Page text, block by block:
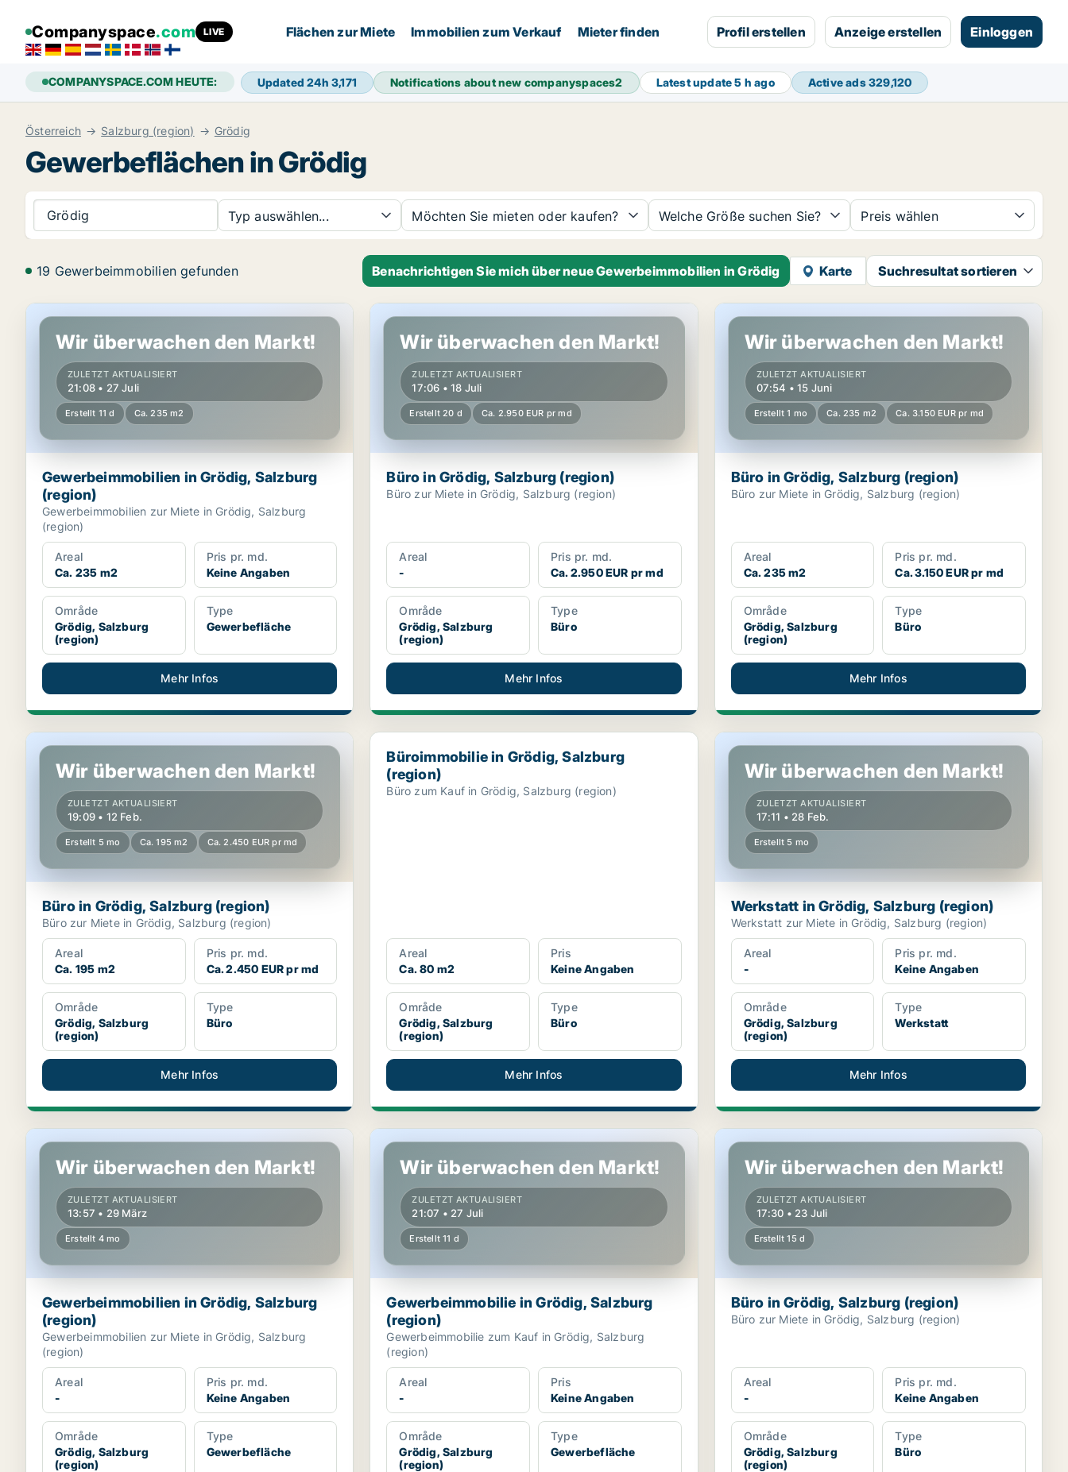
Companyspace.com LIVE Flächen zur Miete Immobilien zum Verkauf Mieter finden Profil erstellen Anzeige erstellen Einloggen
COMPANYSPACE.COM HEUTE: Updated 24h3,171 Notifications about new companyspaces2 Latest update5 h ago Active ads329,120
Österreich Salzburg (region) Grödig
Gewerbeflächen in Grödig
Grödig Typ auswählen... Möchten Sie mieten oder kaufen? Welche Größe suchen Sie? Preis wählen
19 Gewerbeimmobilien gefunden Benachrichtigen Sie mich über neue Gewerbeimmobilien in Grödig Karte Suchresultat sortieren
Gewerbeimmobilien in Grödig, Salzburg (region)
Wir überwachen den Markt!
ZULETZT AKTUALISIERT
21:08 • 27 Juli
Erstellt 11 d Ca. 235 m2
Gewerbeimmobilien in Grödig, Salzburg
(region)
Gewerbeimmobilien zur Miete in Grödig, Salzburg
(region)
Areal
Ca. 235 m2
Pris pr. md.
Keine Angaben
Område
Grödig, Salzburg
(region)
Type
Gewerbefläche
Mehr Infos
Büro in Grödig, Salzburg (region)
Wir überwachen den Markt!
ZULETZT AKTUALISIERT
17:06 • 18 Juli
Erstellt 20 d Ca. 2.950 EUR pr md
Büro in Grödig, Salzburg (region)
Büro zur Miete in Grödig, Salzburg (region)
Areal
-
Pris pr. md.
Ca. 2.950 EUR pr md
Område
Grödig, Salzburg
(region)
Type
Büro
Mehr Infos
Büro in Grödig, Salzburg (region)
Wir überwachen den Markt!
ZULETZT AKTUALISIERT
07:54 • 15 Juni
Erstellt 1 mo Ca. 235 m2 Ca. 3.150 EUR pr md
Büro in Grödig, Salzburg (region)
Büro zur Miete in Grödig, Salzburg (region)
Areal
Ca. 235 m2
Pris pr. md.
Ca. 3.150 EUR pr md
Område
Grödig, Salzburg
(region)
Type
Büro
Mehr Infos
Büro in Grödig, Salzburg (region)
Wir überwachen den Markt!
ZULETZT AKTUALISIERT
19:09 • 12 Feb.
Erstellt 5 mo Ca. 195 m2 Ca. 2.450 EUR pr md
Büro in Grödig, Salzburg (region)
Büro zur Miete in Grödig, Salzburg (region)
Areal
Ca. 195 m2
Pris pr. md.
Ca. 2.450 EUR pr md
Område
Grödig, Salzburg
(region)
Type
Büro
Mehr Infos
Büroimmobilie in Grödig, Salzburg (region)
Büroimmobilie in Grödig, Salzburg
(region)
Büro zum Kauf in Grödig, Salzburg (region)
Areal
Ca. 80 m2
Pris
Keine Angaben
Område
Grödig, Salzburg
(region)
Type
Büro
Mehr Infos
Werkstatt in Grödig, Salzburg (region)
Wir überwachen den Markt!
ZULETZT AKTUALISIERT
17:11 • 28 Feb.
Erstellt 5 mo
Werkstatt in Grödig, Salzburg (region)
Werkstatt zur Miete in Grödig, Salzburg (region)
Areal
-
Pris pr. md.
Keine Angaben
Område
Grödig, Salzburg
(region)
Type
Werkstatt
Mehr Infos
Gewerbeimmobilien in Grödig, Salzburg (region)
Wir überwachen den Markt!
ZULETZT AKTUALISIERT
13:57 • 29 März
Erstellt 4 mo
Gewerbeimmobilien in Grödig, Salzburg
(region)
Gewerbeimmobilien zur Miete in Grödig, Salzburg
(region)
Areal
-
Pris pr. md.
Keine Angaben
Område
Grödig, Salzburg
(region)
Type
Gewerbefläche
Gewerbeimmobilie in Grödig, Salzburg (region)
Wir überwachen den Markt!
ZULETZT AKTUALISIERT
21:07 • 27 Juli
Erstellt 11 d
Gewerbeimmobilie in Grödig, Salzburg
(region)
Gewerbeimmobilie zum Kauf in Grödig, Salzburg
(region)
Areal
-
Pris
Keine Angaben
Område
Grödig, Salzburg
(region)
Type
Gewerbefläche
Büro in Grödig, Salzburg (region)
Wir überwachen den Markt!
ZULETZT AKTUALISIERT
17:30 • 23 Juli
Erstellt 15 d
Büro in Grödig, Salzburg (region)
Büro zur Miete in Grödig, Salzburg (region)
Areal
-
Pris pr. md.
Keine Angaben
Område
Grödig, Salzburg
(region)
Type
Büro